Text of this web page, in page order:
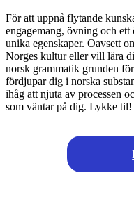
För att uppnå flytande
engagemang, övning och
unika egenskaper. Oavsett
Norges kultur eller vill lära
norsk grammatik grunden
fördjupar dig i norska
ihåg att njuta av processen
som väntar på dig. Lykke til!